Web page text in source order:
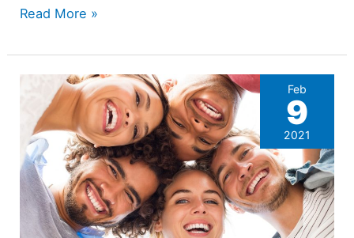
Read More »
Feb
9
2021